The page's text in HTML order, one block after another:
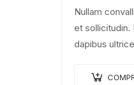
Nullam
et sollicitudin.
dapibus
lacinia vel